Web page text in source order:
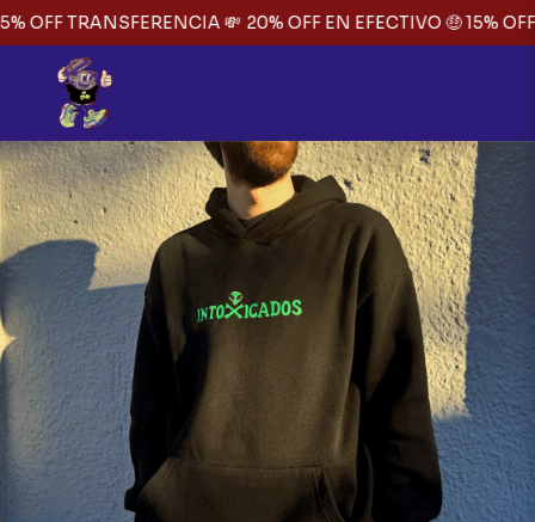
OFF TRANSFERENCIA 💸 20% OFF EN EFECTIVO 🤑 15% OFF